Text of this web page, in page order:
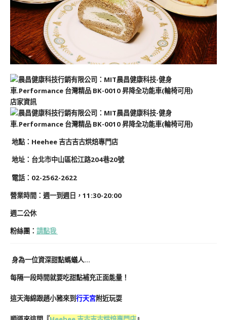
店家資訊
地點：Heehee 吉古吉古烘焙專門店
地址： 台北市中山區松江路204巷20號
電話：02-2562-2622
營業時間：週一到週日，11:30-20:00
週二公休
粉絲團 ： 請點我
身為一位資深甜點螞蟻人…
每隔一段時間就要吃甜點補充正面能量！
這天海綿跟趙小豬來到行天宮附近玩耍